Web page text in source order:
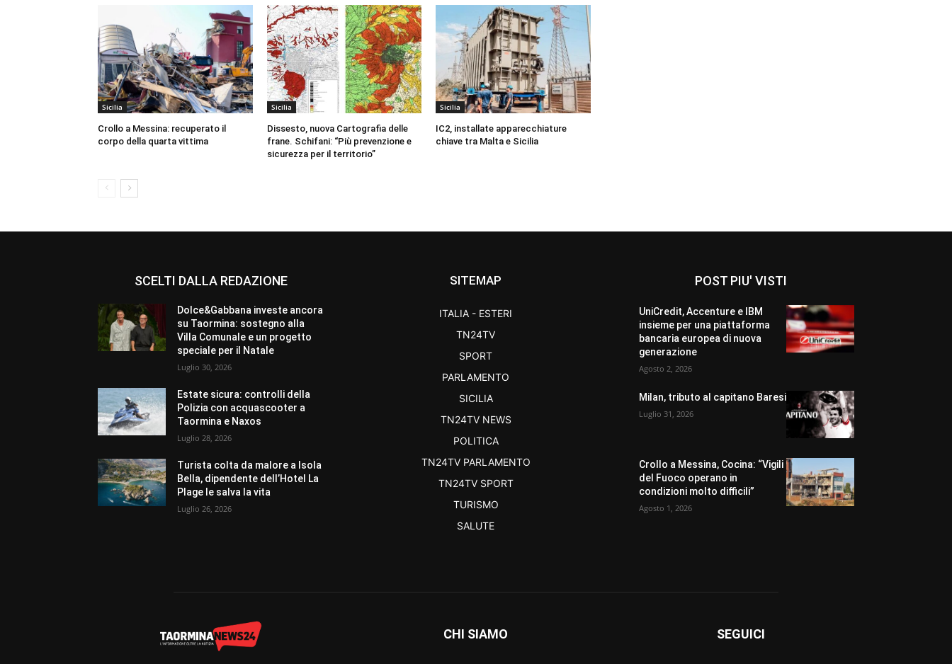
Sicilia
Crollo a Messina: recuperato il
corpo della quarta vittima
Sicilia
Dissesto, nuova Cartografia delle
frane. Schifani: “Più prevenzione e
sicurezza per il territorio”
Sicilia
IC2, installate apparecchiature
chiave tra Malta e Sicilia
SCELTI DALLA REDAZIONE
Dolce&Gabbana investe ancora
su Taormina: sostegno alla
Villa Comunale e un progetto
speciale per il Natale
Luglio 30, 2026
Estate sicura: controlli della
Polizia con acquascooter a
Taormina e Naxos
Luglio 28, 2026
Turista colta da malore a Isola
Bella, dipendente dell’Hotel La
Plage le salva la vita
Luglio 26, 2026
SITEMAP
ITALIA - ESTERI
TN24TV
SPORT
PARLAMENTO
SICILIA
TN24TV NEWS
POLITICA
TN24TV PARLAMENTO
TN24TV SPORT
TURISMO
SALUTE
POST PIU' VISTI
UniCredit, Accenture e IBM
insieme per una piattaforma
bancaria europea di nuova
generazione
Agosto 2, 2026
Milan, tributo al capitano Baresi
Luglio 31, 2026
Crollo a Messina, Cocina: “Vigili
del Fuoco operano in
condizioni molto difficili”
Agosto 1, 2026
CHI SIAMO SEGUICI